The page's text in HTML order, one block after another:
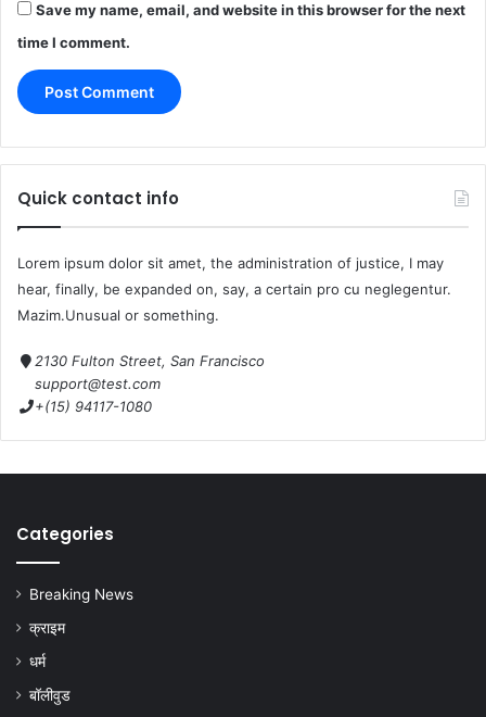
Save my name, email, and website in this browser for the next
time I comment.
Quick contact info
Lorem ipsum dolor sit amet, the administration of justice, I may
hear, finally, be expanded on, say, a certain pro cu neglegentur.
Mazim.Unusual or something.
2130 Fulton Street, San Francisco
support@test.com
+(15) 94117-1080
Categories
Breaking News
क्राइम
धर्म
बॉलीवुड